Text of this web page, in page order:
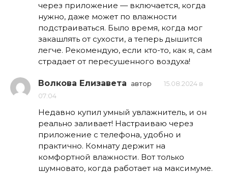
через приложение — включается, когда
нужно, даже может по влажности
подстраиваться. Было время, когда мог
закашлять от сухости, а теперь дышится
легче. Рекомендую, если кто-то, как я, сам
страдает от пересушенного воздуха!
Волкова Елизавета автор
15.08.2024 в
07:04
Недавно купил умный увлажнитель, и он
реально заливает! Настраиваю через
приложение с телефона, удобно и
практично. Комнату держит на
комфортной влажности. Вот только
шумновато, когда работает на максимуме.